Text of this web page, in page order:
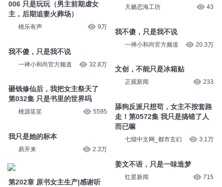
006 只是玩玩（男主前期虐女
主，后期追妻火葬场）
桃乐有声 9万
我不傻，只是我不说
一禅小和尚官方频道 32.8万
砸钱修仙后，我把女主祭天了
第032集 只是书里的世界吗
桃源笙笙 5595
我只是她的标本
易开来 2.3万
第202章 原书女主生产|感谢听
天籁恋海工坊 43
我不傻，只是我不说
一禅小和尚官方频道 20.3万
文创，不能只是冰箱贴
正观新闻 233
舔狗反派只想苟，女主不按套路
走！第0572集 我只是搞错了人
而已嘛
七猫中文网_都市玄幻 3.1万
姜文不语，只是一味造梦
红星新闻 715